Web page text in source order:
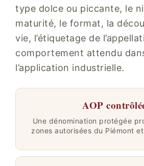
type dolce ou piccante, le
maturité, le format, la
vie, l’étiquetage de
comportement attendu
l’application industrielle.
AOP
Une dénomination protégée
zones autorisées du Piémont